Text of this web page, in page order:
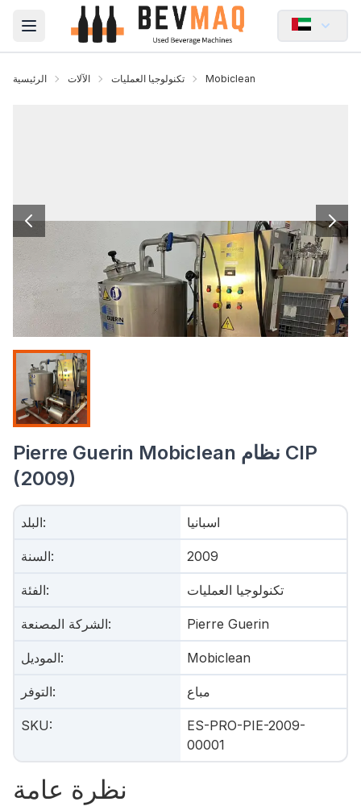
Open main menu
الرئيسية الآلات تكنولوجيا العمليات Mobiclean
Pierre Guerin Mobiclean نظام CIP
(2009)
البلد: اسبانيا
السنة: 2009
الفئة: تكنولوجيا العمليات
الشركة المصنعة: Pierre Guerin
الموديل: Mobiclean
التوفر: مباع
SKU:
ES-PRO-PIE-2009-
00001
نظرة عامة